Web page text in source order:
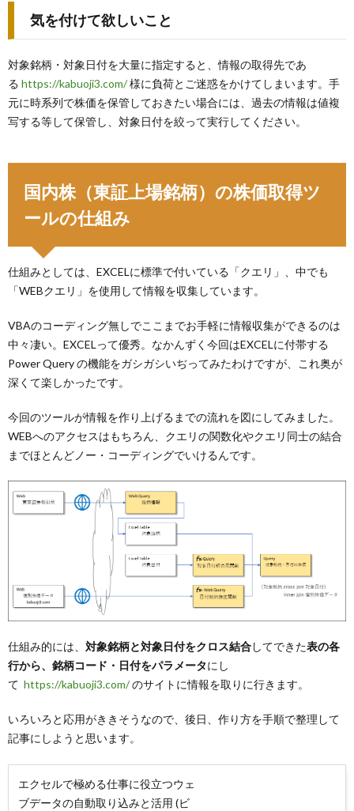
気を付けて欲しいこと
対象銘柄・対象日付を大量に指定すると、情報の取得先であ
る https://kabuoji3.com/様に負荷とご迷惑をかけてしまいます。手
元に時系列で株価を保管しておきたい場合には、過去の情報は値複
写する等して保管し、対象日付を絞って実行してください。
国内株（東証上場銘柄）の株価取得ツ
ールの仕組み
仕組みとしては、EXCELに標準で付いている「クエリ」、中でも
「WEBクエリ」を使用して情報を収集しています。
VBAのコーディング無しでここまでお手軽に情報収集ができるのは
中々凄い。EXCELって優秀。なかんずく今回はEXCELに付帯する
Power Query の機能をガシガシいぢってみたわけですが、これ奥が
深くて楽しかったです。
今回のツールが情報を作り上げるまでの流れを図にしてみました。
WEBへのアクセスはもちろん、クエリの関数化やクエリ同士の結合
までほとんどノー・コーディングでいけるんです。
仕組み的には、 対象銘柄と対象日付をクロス結合してできた表の各
行から、銘柄コード・日付をパラメータにし
て https://kabuoji3.com/のサイトに情報を取りに行きます。
いろいろと応用がききそうなので、後日、作り方を手順で整理して
記事にしようと思います。
エクセルで極める仕事に役立つウェ
ブデータの自動取り込みと活用 (ビ